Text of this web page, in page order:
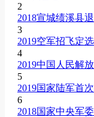
2
2018宣城绩溪县
3
2019空军招飞定
4
2019中国人民解
5
2019国家陆军首
6
2018国家中央军